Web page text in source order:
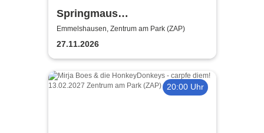
Springmaus
Improvisationstheater - Merry
Christmaus
Emmelshausen, Zentrum am Park (ZAP)
27.11.2026
20:00 Uhr